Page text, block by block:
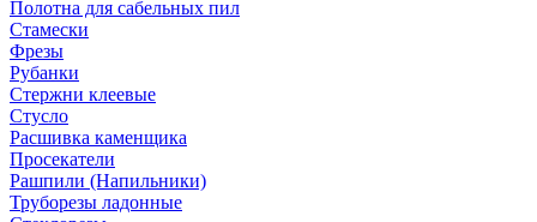
Полотна для сабельных пил
Стамески
Фрезы
Рубанки
Стержни клеевые
Стусло
Расшивка каменщика
Просекатели
Рашпили (Напильники)
Труборезы ладонные